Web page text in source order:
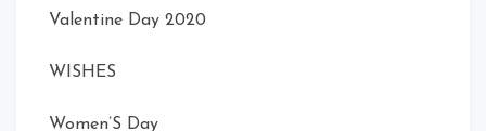
Valentine Day 2020
WISHES
Women’S Day